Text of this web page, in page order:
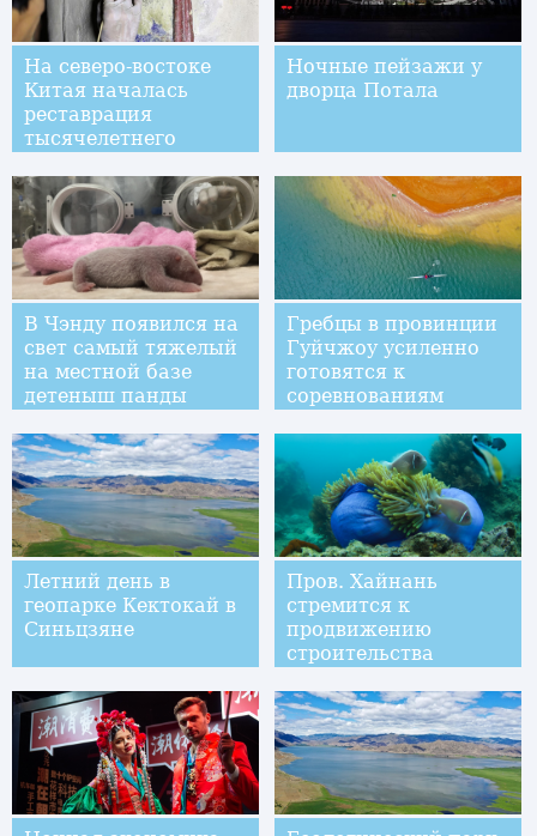
На северо-востоке
Китая началась
реставрация
тысячелетнего
Ночные пейзажи у
дворца Потала
В Чэнду появился на
свет самый тяжелый
на местной базе
детеныш панды
Гребцы в провинции
Гуйчжоу усиленно
готовятся к
соревнованиям
Летний день в
геопарке Кектокай в
Синьцзяне
Пров. Хайнань
стремится к
продвижению
строительства
вблизи острова
Учжичжоу